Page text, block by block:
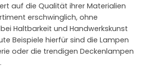
auf die Qualität ihrer Materialien
erschwinglich, ohne
Haltbarkeit und Handwerkskunst
Beispiele hierfür sind die Lampen
oder die trendigen Deckenlampen